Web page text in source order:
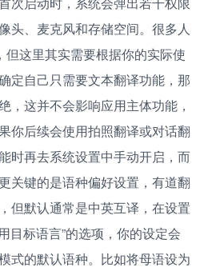
头、麦克风和存储空间。很多人
但这里其实需要根据你的实际使
定自己只需要文本翻译功能，那
，这并不会影响应用主体功能，
你后续会使用拍照翻译或对话翻
时再去系统设置中手动开启，而
关键的是语种偏好设置，有道翻
但默认通常是中英互译，在设置
目标语言”的选项，你的设定会
式的默认语种。比如将母语设为